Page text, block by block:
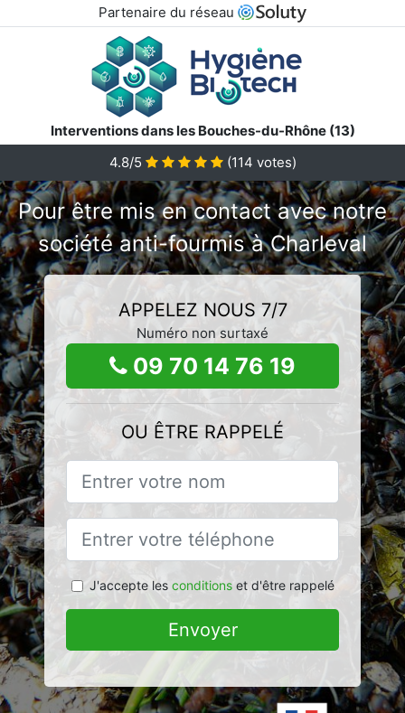
Partenaire du réseau
Interventions dans les Bouches-du-Rhône (13)
4.8/5
(114 votes)
Pour être mis en contact avec notre
société anti-fourmis à Charleval
APPELEZ NOUS 7/7
Numéro non surtaxé
09 70 14 76 19
OU ÊTRE RAPPELÉ
J'accepte les conditionset d'être rappelé
Envoyer